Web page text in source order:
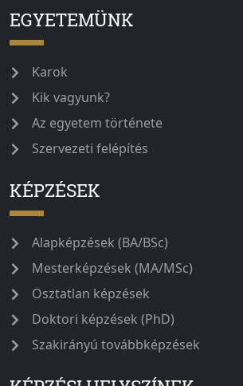
EGYETEMÜNK
Karok
Kik vagyunk?
Az egyetem története
Szervezeti felépítés
KÉPZÉSEK
Alapképzések (BA/BSc)
Mesterképzések (MA/MSc)
Osztatlan képzések
Doktori képzések (PhD)
Szakirányú továbbképzések